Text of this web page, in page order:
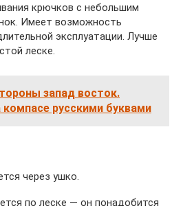
крючков с небольшим
Имеет возможность
эксплуатации. Лучше
леске.
запад восток.
русскими буквами
через ушко.
по леске — он понадобится